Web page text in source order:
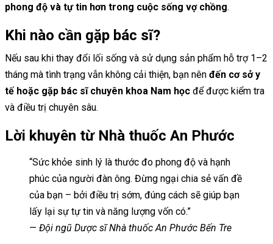
phong độ và tự tin hơn trong cuộc sống vợ chồng.
Khi nào cần gặp bác sĩ?
Nếu sau khi thay đổi lối sống và sử dụng sản phẩm hỗ trợ 1–2
tháng mà tình trạng vẫn không cải thiện, bạn nên đến cơ sở y
tế hoặc gặp bác sĩ chuyên khoa Nam học để được kiểm tra
và điều trị chuyên sâu.
Lời khuyên từ Nhà thuốc An Phước
“Sức khỏe sinh lý là thước đo phong độ và hạnh
phúc của người đàn ông. Đừng ngại chia sẻ vấn đề
của bạn – bởi điều trị sớm, đúng cách sẽ giúp bạn
lấy lại sự tự tin và năng lượng vốn có.”
— Đội ngũ Dược sĩ Nhà thuốc An Phước Bến Tre